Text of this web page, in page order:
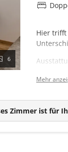
6
Hier trifft
TV
Mehr
Zimmer ist für